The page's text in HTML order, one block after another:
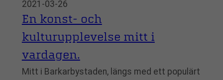
2021-03-26
En konst- och
kulturupplevelse mitt i
vardagen.
Mitt i Barkarbystaden, längs med ett populärt